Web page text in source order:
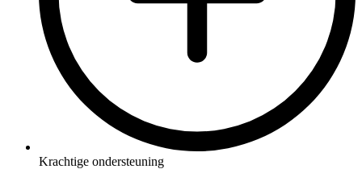
Krachtige ondersteuning